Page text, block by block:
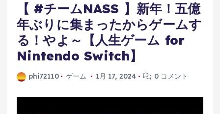
【 #チームNASS 】新年！五億
年ぶりに集まったからゲームす
る！やよ～【人生ゲーム for
Nintendo Switch】
phi72110 ゲーム 1月 17, 2024 0 コメント